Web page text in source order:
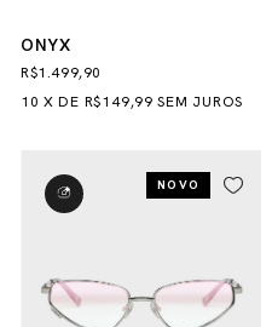
ONYX
R$1.499,90
10 XDE R$149,99 SEM JUROS
NOVO